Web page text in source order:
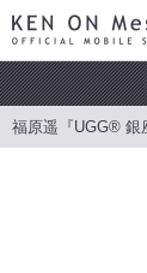
福原遥『UGG® 銀